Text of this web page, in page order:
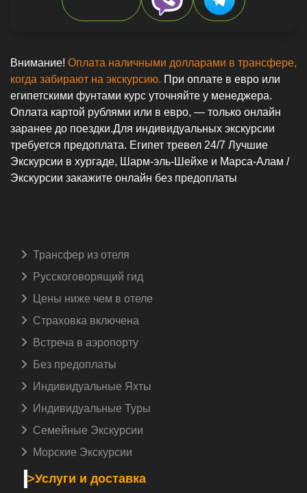
Без предоплаты
Семейные Экскурсии
Морские Экскурсии
>Услуги и доставка
>Экскурсии в Хургаде
>Экскурсии в Марса-Аламе
Copyright ©egypttravel.com